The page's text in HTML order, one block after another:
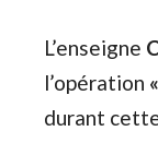
L’enseigne
l’opération
durant